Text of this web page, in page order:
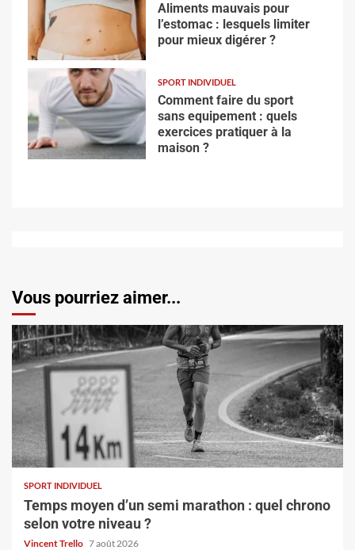
Aliments mauvais pour
l’estomac : lesquels limiter
pour mieux digérer ?
SPORT INDIVIDUEL
Comment faire du sport
sans equipement : quels
exercices pratiquer à la
maison ?
Vous pourriez aimer...
SPORT INDIVIDUEL
Temps moyen d’un semi marathon : quel chrono
selon votre niveau ?
Vincent Trello 7 août 2026